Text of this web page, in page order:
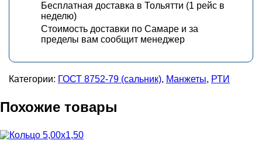
Бесплатная доставка в Тольятти (1 рейс в
неделю)
Стоимость доставки по Самаре и за
пределы вам сообщит менеджер
Категории: ГОСТ 8752-79 (сальник), Манжеты, РТИ
Похожие товары